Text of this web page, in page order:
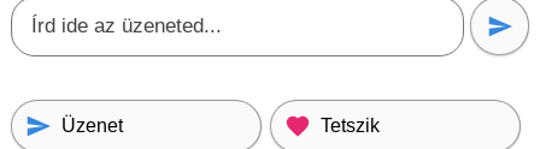
Üzenet Tetszik